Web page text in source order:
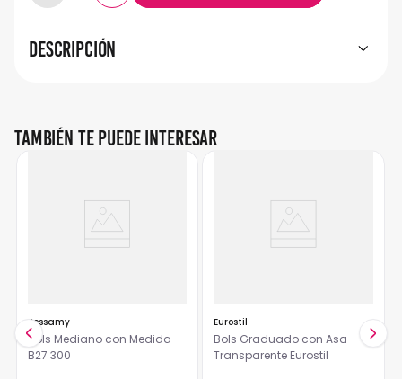
Descripción
También te puede interesar
Jessamy
Bols Mediano con Medida
B27 300
Eurostil
Bols Graduado con Asa
Transparente Eurostil